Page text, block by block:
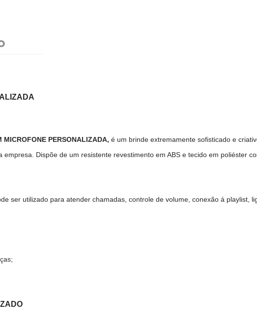
MICROFONE PERSONALIZADA, é um brinde extremamente sofisticado e
Dispõe de um resistente revestimento em ABS e tecido em poliéster
ser utilizado para atender chamadas, controle de volume, conexão á playlist,